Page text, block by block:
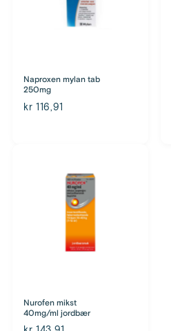
Naproxen mylan tab
250mg
kr 116,91
Nurofen mikst
40mg/ml jordbær